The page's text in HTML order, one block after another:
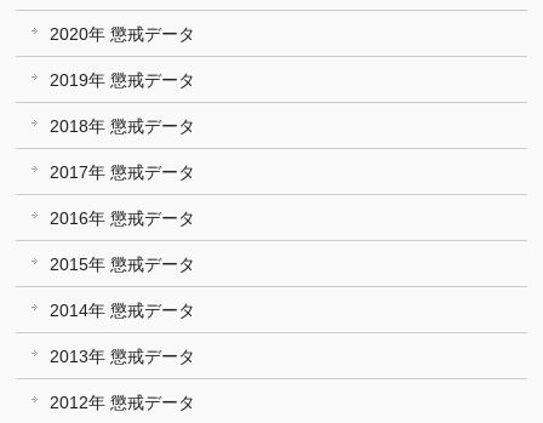
2020年 懲戒データ
2019年 懲戒データ
2018年 懲戒データ
2017年 懲戒データ
2016年 懲戒データ
2015年 懲戒データ
2014年 懲戒データ
2013年 懲戒データ
2012年 懲戒データ